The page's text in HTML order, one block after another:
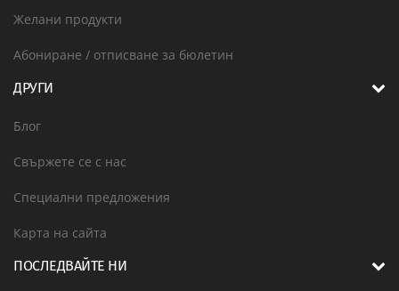
Желани продукти
Абониране / отписване за бюлетин
ДРУГИ
Блог
Свържете се с нас
Специални предложения
Карта на сайта
ПОСЛЕДВАЙТЕ НИ